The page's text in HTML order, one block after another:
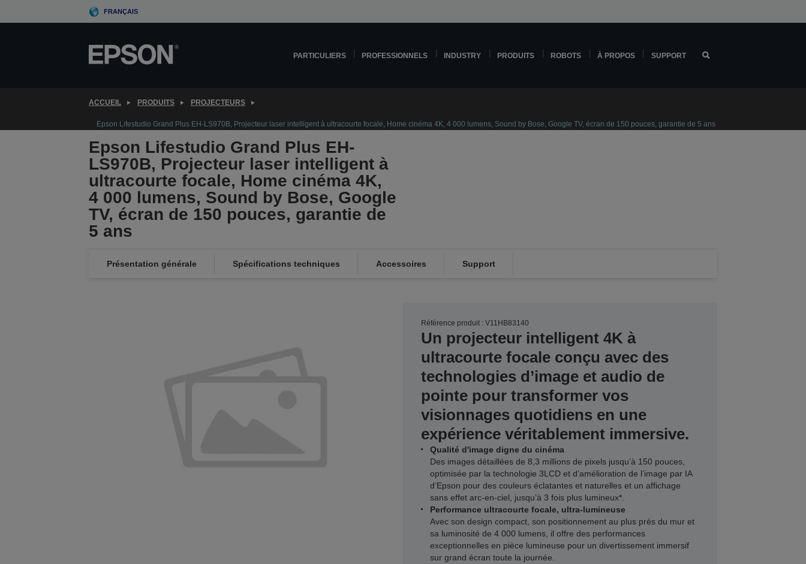
to
FRANÇAIS
PARTICULIERS PROFESSIONNELS INDUSTRY PRODUITS ROBOTS À PROPOS SUPPORT
ACCUEIL PRODUITS PROJECTEURS
Epson Lifestudio Grand Plus EH-LS970B, Projecteur laser intelligent à ultracourte focale, Home cinéma 4K, 4 000 lumens, Sound by Bose, Google TV, écran de 150 pouces, garantie de 5 ans
Epson Lifestudio Grand Plus EH-
LS970B, Projecteur laser intelligent à
ultracourte focale, Home cinéma 4K,
4 000 lumens, Sound by Bose, Google
TV, écran de 150 pouces, garantie de
5 ans
Présentation générale Spécifications techniques Accessoires Support
Référence produit : V11HB83140
Un projecteur intelligent 4K à
ultracourte focale conçu avec des
technologies d’image et audio de
pointe pour transformer vos
visionnages quotidiens en une
expérience véritablement immersive.
Qualité d'image digne du cinéma
Des images détaillées de 8,3 millions de pixels jusqu’à 150 pouces,
optimisée par la technologie 3LCD et d’amélioration de l’image par IA
d’Epson pour des couleurs éclatantes et naturelles et un affichage
sans effet arc-en-ciel, jusqu’à 3 fois plus lumineux*.
Performance ultracourte focale, ultra-lumineuse
Avec son design compact, son positionnement au plus près du mur et
sa luminosité de 4 000 lumens, il offre des performances
exceptionnelles en pièce lumineuse pour un divertissement immersif
sur grand écran toute la journée.